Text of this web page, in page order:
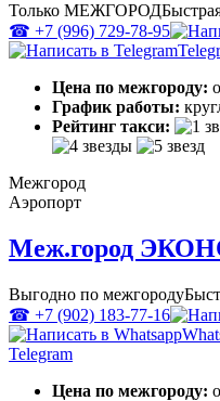
Только МЕЖГОРОД
☎ +7 (996) 729-78-95
Цена по межгороду:
График работы:
Рейтинг такси:
Межгород
Аэропорт
Меж.город
Выгодно по межгороду
☎ +7 (902) 183-77-16
Telegram
Цена по межгороду: